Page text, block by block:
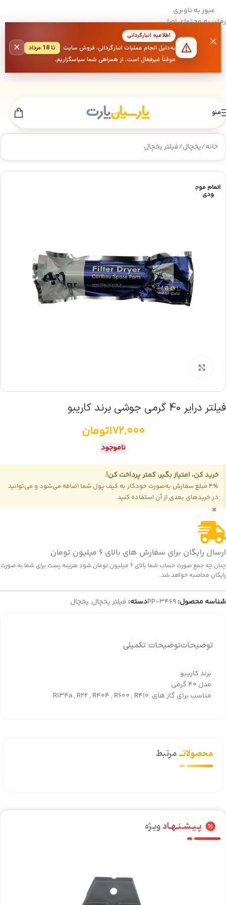
عبور به ناوبری
رفتن به محتوای اصلی
اطلاعیه انبارگردانی
به‌دلیل انجام عملیات انبارگردانی، فروش سایت
تا 18 مرداد
موقتاً غیرفعال است. از همراهی شما سپاسگزاریم.
×
منو
خانه/یخچال/فیلتر یخچال
اتمام موج
ودی
فیلتر درایر 40 گرمی جوشی برند کاریبو
172,000تومان
ناموجود
خرید کن، امتیاز بگیر، کمتر پرداخت کن!
4٪ مبلغ سفارش به‌صورت خودکار به کیف پول شما اضافه می‌شود و می‌توانید
در خریدهای بعدی از آن استفاده کنید.
×
ارسال رایگان برای سفارش های بالای 6 میلیون تومان
چنان چه جمع صورت حساب شما بالای 6 میلیون تومان شود هزینه پست برای شما به صورت
رایگان محاصبه خواهد شد.
شناسه محصول:PP-3469دسته: فیلتر یخچال, یخچال
توضیحاتتوضیحات تکمیلی
برندکاریبو
مدل 40 گرمی
مناسب برای گاز های
محصولاتــمرتبط
پـیـشـنـهـادویـژه